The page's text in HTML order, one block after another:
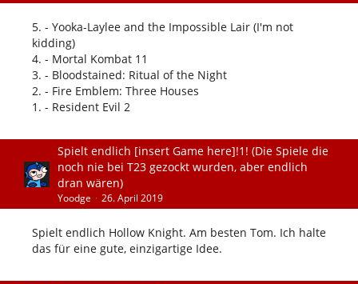
5. - Yooka-Laylee and the Impossible Lair (I'm not
kidding)
4. - Mortal Kombat 11
3. - Bloodstained: Ritual of the Night
2. - Fire Emblem: Three Houses
1. - Resident Evil 2
Spielt endlich [insert Game here]!1! (Die Spiele die
noch nie bei T23 gezockt wurden, aber endlich
dran wären)
Yoodge 26. April 2019
Spielt endlich Hollow Knight. Am besten Tom. Ich halte
das für eine gute, einzigartige Idee.